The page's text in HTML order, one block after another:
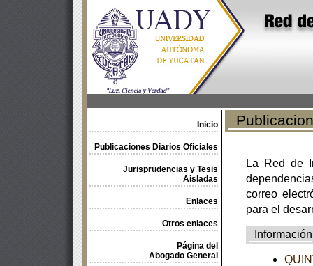
Inicio
Publicaciones Diarios Oficiales
Jurisprudencias y Tesis
Aisladas
Enlaces
Otros enlaces
Página del
Abogado General
La Red de
correo
para el
Información